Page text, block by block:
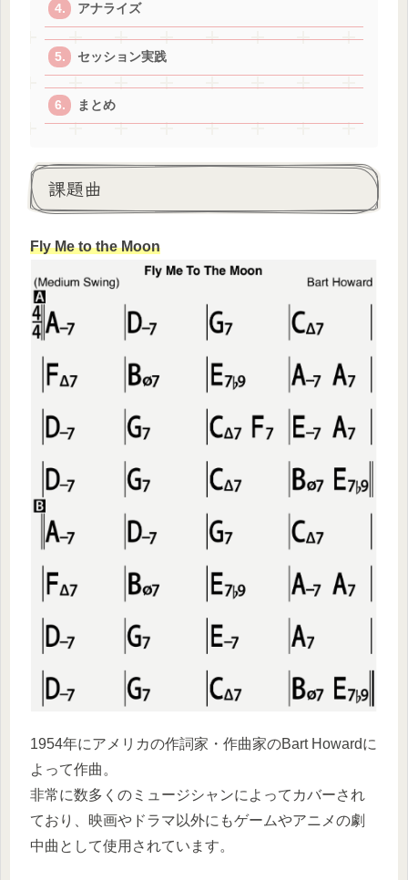
アナライズ
セッション実践
まとめ
課題曲
Fly Me to the Moon
1954年にアメリカの作詞家・作曲家のBart Howardに
よって作曲。
非常に数多くのミュージシャンによってカバーされ
ており、映画やドラマ以外にもゲームやアニメの劇
中曲として使用されています。